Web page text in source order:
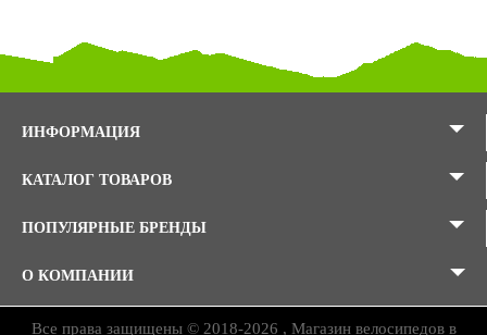
ИНФОРМАЦИЯ
КАТАЛОГ ТОВАРОВ
ПОПУЛЯРНЫЕ БРЕНДЫ
О КОМПАНИИ
Все права защищены © 2018-2026 , Магазин велосипедов в